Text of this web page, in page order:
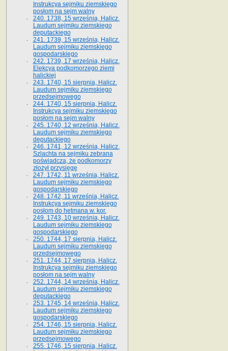
Instrukcya sejmiku ziemskiego
posłom na sejm walny
240. 1738, 15 września, Halicz.
Laudum sejmiku ziemskiego
deputackiego
241. 1739, 15 września, Halicz.
Laudum sejmiku ziemskiego
gospodarskiego
242. 1739, 17 września, Halicz.
Elekcya podkomorzego ziemi
halickiej
243. 1740, 15 sierpnia, Halicz.
Laudum sejmiku ziemskiego
przedsejmowego
244. 1740, 15 sierpnia, Halicz.
Instrukcya sejmiku ziemskiego
posłom na sejm walny
245. 1740, 12 września, Halicz.
Laudum sejmiku ziemskiego
deputackiego
246. 1741, 12 września, Halicz.
Szlachta na sejmiku zebrana
poświadcza, że podkomorzy
złożył przysięgę
247. 1742, 11 września, Halicz.
Laudum sejmiku ziemskiego
gospodarskiego
248. 1742, 11 września, Halicz.
Instrukcya sejmiku ziemskiego
posłom do hetmana w. kor.
249. 1743, 10 września, Halicz.
Laudum sejmiku ziemskiego
gospodarskiego
250. 1744, 17 sierpnia, Halicz.
Laudum sejmiku ziemskiego
przedsejmowego
251. 1744, 17 sierpnia, Halicz.
Instrukcya sejmiku ziemskiego
posłom na sejm walny
252. 1744, 14 września, Halicz.
Laudum sejmiku ziemskiego
deputackiego
253. 1745, 14 września, Halicz.
Laudum sejmiku ziemskiego
gospodarskiego
254. 1746, 15 sierpnia, Halicz.
Laudum sejmiku ziemskiego
przedsejmowego
255. 1746, 15 sierpnia, Halicz.